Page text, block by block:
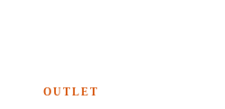
OUTLET